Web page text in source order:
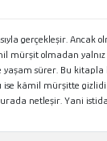
gerçekleşir. Ancak
olmadan yalnız
sürer. Bu kitapla
kâmil mürşitte
netleşir. Yani